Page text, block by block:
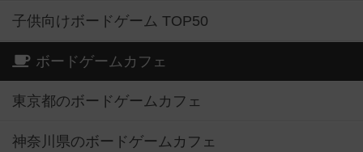
子供向けボードゲーム TOP50
ボードゲームカフェ
東京都のボードゲームカフェ
神奈川県のボードゲームカフェ